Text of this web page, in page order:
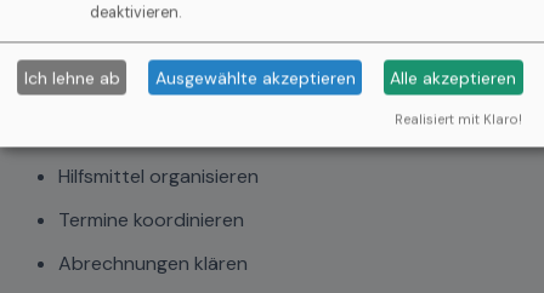
📋 Organisation
Telefonate mit Behörden
Hilfsmittel organisieren
Termine koordinieren
Abrechnungen klären
deaktivieren.
Ich lehne ab Ausgewählte akzeptieren Alle akzeptieren
Realisiert mit Klaro!